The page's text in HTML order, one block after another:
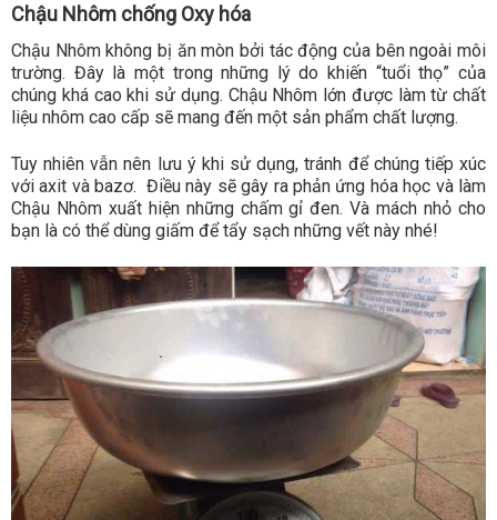
Chậu Nhôm chống Oxy hóa
Chậu Nhôm không bị ăn mòn bởi tác động của bên ngoài môi
trường. Đây là một trong những lý do khiến “tuổi thọ” của
chúng khá cao khi sử dụng. Chậu Nhôm lớn được làm từ chất
liệu nhôm cao cấp sẽ mang đến một sản phẩm chất lượng.
Tuy nhiên vẫn nên lưu ý khi sử dụng, tránh để chúng tiếp xúc
với axit và bazơ. Điều này sẽ gây ra phản ứng hóa học và làm
Chậu Nhôm xuất hiện những chấm gỉ đen. Và mách nhỏ cho
bạn là có thể dùng giấm để tẩy sạch những vết này nhé!